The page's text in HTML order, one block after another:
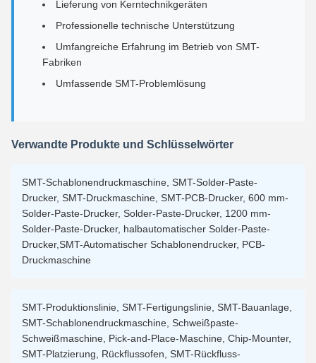
Lieferung von Kerntechnikgeräten
Professionelle technische Unterstützung
Umfangreiche Erfahrung im Betrieb von SMT-
Fabriken
Umfassende SMT-Problemlösung
Verwandte Produkte und Schlüsselwörter
SMT-Schablonendruckmaschine, SMT-Solder-Paste-
Drucker, SMT-Druckmaschine, SMT-PCB-Drucker, 600 mm-
Solder-Paste-Drucker, Solder-Paste-Drucker, 1200 mm-
Solder-Paste-Drucker, halbautomatischer Solder-Paste-
Drucker,SMT-Automatischer Schablonendrucker, PCB-
Druckmaschine
SMT-Produktionslinie, SMT-Fertigungslinie, SMT-Bauanlage,
SMT-Schablonendruckmaschine, Schweißpaste-
Schweißmaschine, Pick-and-Place-Maschine, Chip-Mounter,
SMT-Platzierung, Rückflussofen, SMT-Rückfluss-